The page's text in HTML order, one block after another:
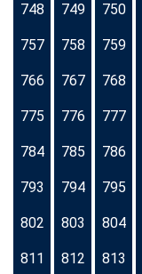
748 749 750
757 758 759
766 767 768
775 776 777
784 785 786
793 794 795
802 803 804
811 812 813